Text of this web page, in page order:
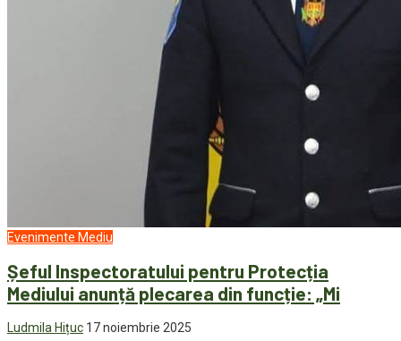
Evenimente Mediu
Șeful Inspectoratului pentru Protecția
Mediului anunță plecarea din funcție: „Mi
Ludmila Hițuc 17 noiembrie 2025